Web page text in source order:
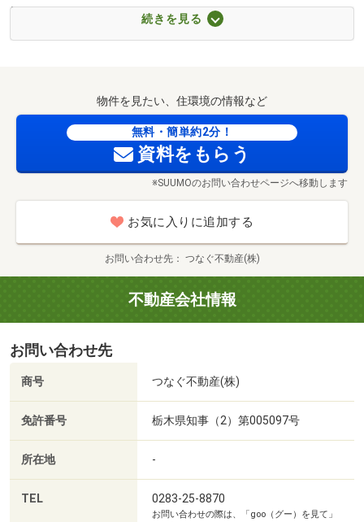
■【中学校】栃木市立栃木西中学校（約806m・徒歩11分）
■【小学校】栃木市立栃木第五小学校（約903m・徒歩12
■【公園】錦着山公園（約1307m・徒歩17分）
＼当社が現地販売業者です♪詳細資料あり／
物件について何でもご質問ください
『見学予約する』からすぐに予約を確定できます！
赤いボタンをクリックして希望日時を送信してください☆
急な内見も大歓迎☆０２８３－２５－８８７０にお電話く
ださい
「今日・明日見れますか？」ＯＫです！
当店は女性スタッフ中心の不動産会社です☆
お客様に本当にあった物件をご紹介しております^^
税金関係のお手続きなどお引渡し後も親切丁寧な対応を心
掛け、全力サポートさせていただきます！！
続きを見る
物件を見たい、住環境の情報など
無料・簡単約2分！
資料をもらう
※SUUMOのお問い合わせページへ移動します
お気に入りに追加する
お問い合わせ先 つなぐ不動産(株)
不動産会社情報
お問い合わせ先
商号 つなぐ不動産(株)
免許番号 栃木県知事（2）第005097号
所在地 -
TEL 0283-25-8870
お問い合わせの際は、「goo（グー）を見て」